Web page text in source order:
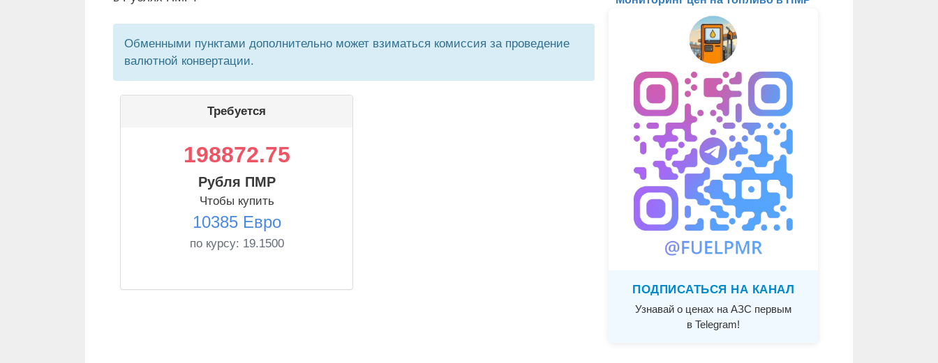
Обменными пунктами дополнительно может взиматься комиссия за проведение
валютной конвертации.
Требуется
198872.75
Рубля ПМР
Чтобы купить
10385 Евро
по курсу: 19.1500
ПОДПИСАТЬСЯ НА КАНАЛ
Узнавай о ценах на АЗС первым
в Telegram!